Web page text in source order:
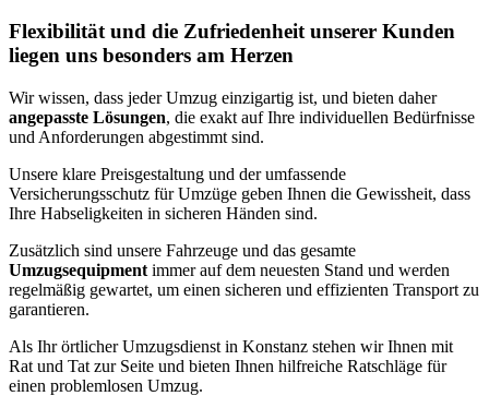
Flexibilität und die Zufriedenheit unserer Kunden
liegen uns besonders am Herzen
Wir wissen, dass jeder Umzug einzigartig ist, und bieten daher
angepasste Lösungen, die exakt auf Ihre individuellen Bedürfnisse
und Anforderungen abgestimmt sind.
Unsere klare Preisgestaltung und der umfassende
Versicherungsschutz für Umzüge geben Ihnen die Gewissheit, dass
Ihre Habseligkeiten in sicheren Händen sind.
Zusätzlich sind unsere Fahrzeuge und das gesamte
Umzugsequipment immer auf dem neuesten Stand und werden
regelmäßig gewartet, um einen sicheren und effizienten Transport zu
garantieren.
Als Ihr örtlicher Umzugsdienst in Konstanz stehen wir Ihnen mit
Rat und Tat zur Seite und bieten Ihnen hilfreiche Ratschläge für
einen problemlosen Umzug.